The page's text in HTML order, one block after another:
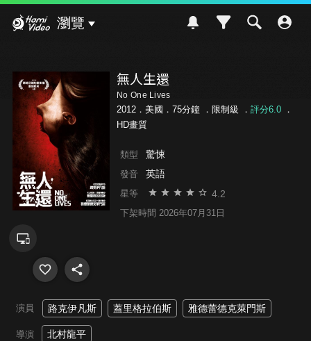
瀏覽
無人生還
No One Lives
2012．美國．75分鐘 ． 限制級 ． 評分6.0．
HD畫質
類型 驚悚
發音 英語
星等 4.2
下架時間 2026年07月31日
演員 路克伊凡斯 蓋里格拉伯斯 雅德蕾德克萊門斯
導演 北村龍平